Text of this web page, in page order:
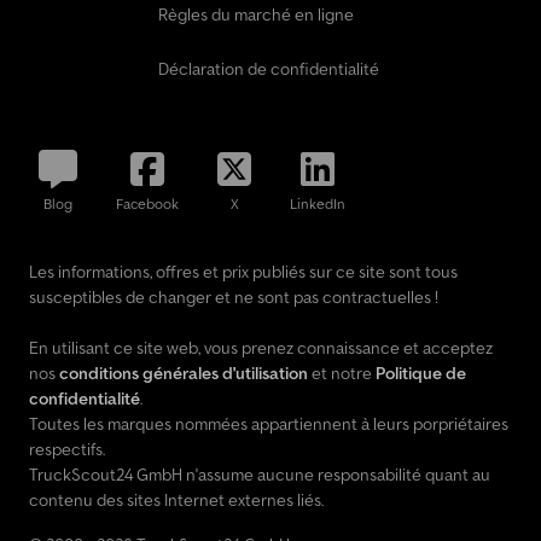
Règles du marché en ligne
Déclaration de confidentialité
Blog Facebook X LinkedIn
Les informations, offres et prix publiés sur ce site sont tous
susceptibles de changer et ne sont pas contractuelles !
En utilisant ce site web, vous prenez connaissance et acceptez
nosconditions générales d'utilisation et notre Politique de
confidentialité.
Toutes les marques nommées appartiennent à leurs porpriétaires
respectifs.
TruckScout24 GmbH n'assume aucune responsabilité quant au
contenu des sites Internet externes liés.